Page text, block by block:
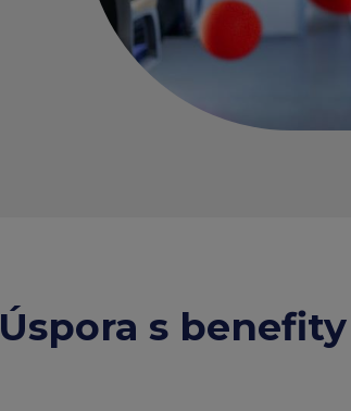
Úspora s benefity